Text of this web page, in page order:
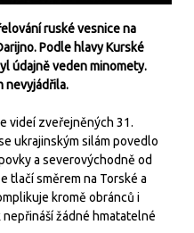
ruské vesnice na
Podle hlavy Kurské
údajně veden minomety.
nevyjádřila.
videí zveřejněných 31.
ukrajinským silám povedlo
a severovýchodně od
tlačí směrem na Torské a
kromě obránců i
žádné hmatatelné